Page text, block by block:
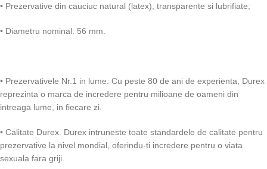
• Prezervative din cauciuc natural (latex), transparente si lubrifiate;
• Diametru nominal: 56 mm.
• Prezervativele Nr.1 in lume. Cu peste 80 de ani de experienta, Durex
reprezinta o marca de incredere pentru milioane de oameni din
intreaga lume, in fiecare zi.
• Calitate Durex. Durex intruneste toate standardele de calitate pentru
prezervative la nivel mondial, oferindu-ti incredere pentru o viata
sexuala fara griji.